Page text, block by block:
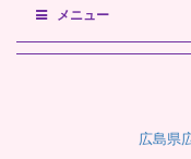
メニュー
広島県